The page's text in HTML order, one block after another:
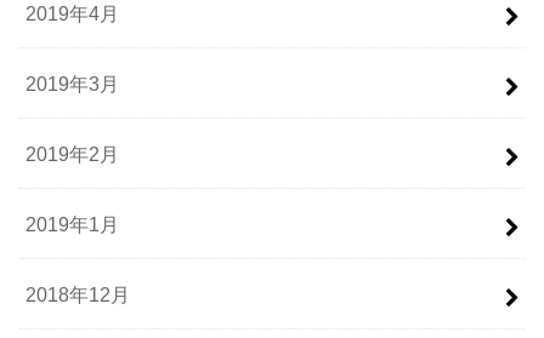
2019年4月
2019年3月
2019年2月
2019年1月
2018年12月